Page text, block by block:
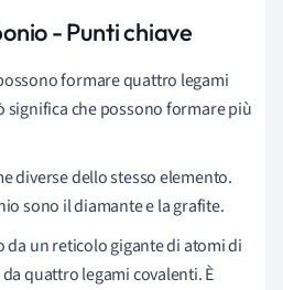
- Punti chiave
formare quattro legami
significa che possono formare più
diverse dello stesso elemento.
sono il diamante e la grafite.
da un reticolo gigante di atomi di
quattro legami covalenti. È